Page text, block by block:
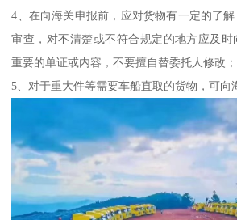
4、在向海关申报前，应对货物有一定的了
审查，对不清楚或不符合规定的地方应及时
重要的单证或内容，不要擅自替委托人修改；
5、对于重大件等需要车船直取的货物，可向